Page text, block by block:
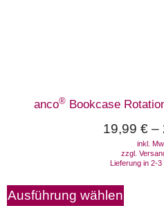
anco®Bookcase
19,99 €–
inkl.
zzgl.
Lieferung in 2-
Ausführung wählen